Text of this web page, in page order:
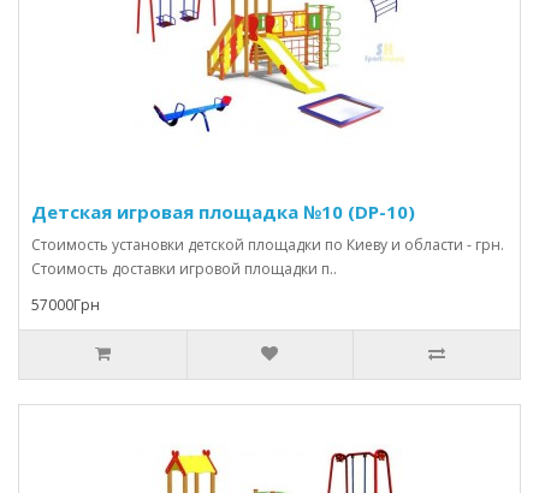
Детская игровая площадка №10 (DP-10)
Стоимость установки детской площадки по Киеву и области - грн.
Стоимость доставки игровой площадки п..
57000Грн